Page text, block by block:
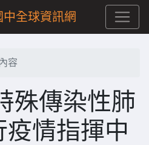
全球資訊網
容
殊傳染性肺
情指揮中